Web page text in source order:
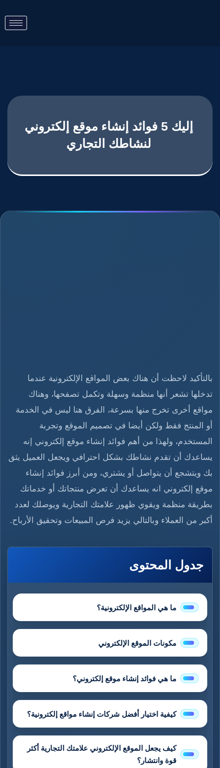
إليك 5 فوائد إنشاء موقع إلكتروني
لنشاطك التجاري
بالتأكيد لاحظت أن هناك بعض المواقع الإلكترونية عندما
تدخلها تشعر أنها منظمة وسهلة وتكمل تصفحها، وهناك
مواقع أخرى تخرج منها بسرعة، الفرق هنا ليس في الخدمة
أو المنتج فقط ولكن أيضا في تصميم الموقع وتجربة
المستخدم، ولهذا من أهم فوائد إنشاء موقع إلكتروني إنه
يساعدك أن تقدم نشاطك بشكل احترافي ويجعل العميل يثق
بك ويتشجع أن يتواصل أو يشتري، ومن أبرز فوائد إنشاء
موقع إلكتروني انه يساعدك أن تعرض منتجاتك أو خدماتك
بطريقة منظمة ويقوي ظهور علامتك التجارية ويوصلك لعدد
أكبر من العملاء وبالتالي يزيد فرص المبيعات وتحقيق الأرباح.
جدول المحتوى
ما هي المواقع الإلكترونية؟
مكونات الموقع الإلكتروني
ما هي فوائد إنشاء موقع إلكتروني؟
كيفية اختيار أفضل شركات إنشاء مواقع إلكترونية؟
كيف يجعل الموقع الإلكتروني علامتك التجارية أكثر
قوة وانتشار؟